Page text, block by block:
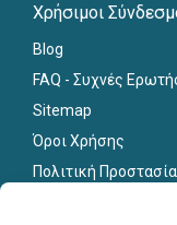
Χρήσιμοι
Blog
FAQ - Συχνές
Sitemap
Όροι Χρήσης
Πολιτική